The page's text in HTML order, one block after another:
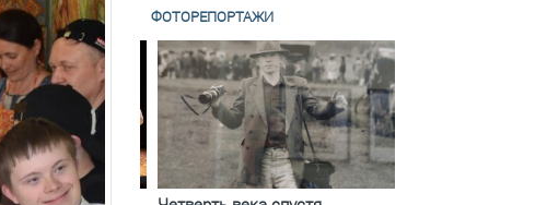
ФОТОРЕПОРТАЖИ